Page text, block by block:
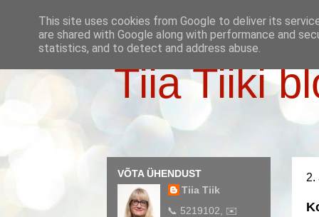
Tiia Tiiki
2.
VÕTA ÜHENDUST
Tiia Tiik
📞 5219102, ✉️
This site uses cookies from Google to deliver its
are shared with Google along with performance and
statistics, and to detect and address abuse.